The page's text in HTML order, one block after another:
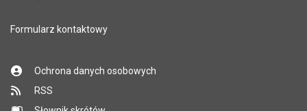
Formularz kontaktowy
Ochrona danych osobowych
RSS